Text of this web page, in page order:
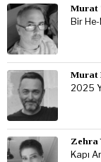
Murat
Bir
Murat
2025
Zehra
Kapı